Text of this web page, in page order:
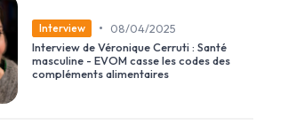
Interview •
08/04/2025
Interview de Véronique Cerruti : Santé
masculine - EVOM casse les codes des
compléments alimentaires